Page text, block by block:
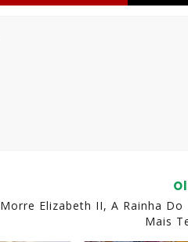
Morre Elizabeth II, A Rainha Do
Mais